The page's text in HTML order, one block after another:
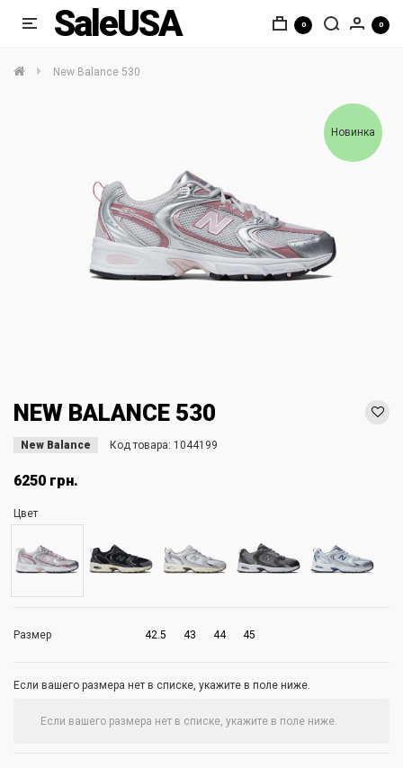
SaleUSA 0 0
New Balance 530
Новинка
NEW BALANCE 530
New Balance Код товара: 1044199
6250 грн.
Цвет
Размер 42.5 43 44 45
Если вашего размера нет в списке, укажите в поле ниже.